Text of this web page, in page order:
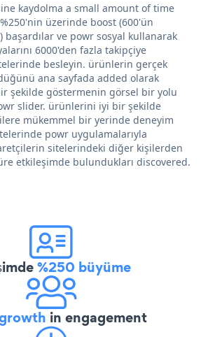
kaydolma a small amount of time
üzerinde boost (600'ün
başardılar ve powr sosyal kullanarak
6000'den fazla takipçiye
besleyin. ürünlerin gerçek
ana sayfada added olarak
şekilde göstermenin görsel bir yolu
slider. ürünlerini iyi bir şekilde
mükemmel bir yerinde deneyim
powr uygulamalarıyla
sitelerindeki diğer kişilerden
etkileşimde bulundukları discovered.
%250 büyüme
in engagement